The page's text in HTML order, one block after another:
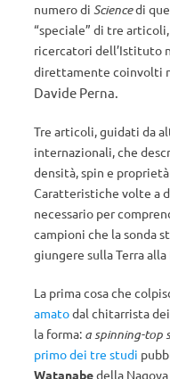
numero di Sciencedi
“speciale” di tre
ricercatori dell’Istituto
direttamente coinvolti
Davide Perna.
Tre articoli, guidati da
internazionali, che
densità, spin e
Caratteristiche volte a
necessario per
campioni che la sonda
giungere sulla Terra
La prima cosa che
amatodal chitarrista
la forma: a spinning-top
primo dei tre studi
Watanabedella